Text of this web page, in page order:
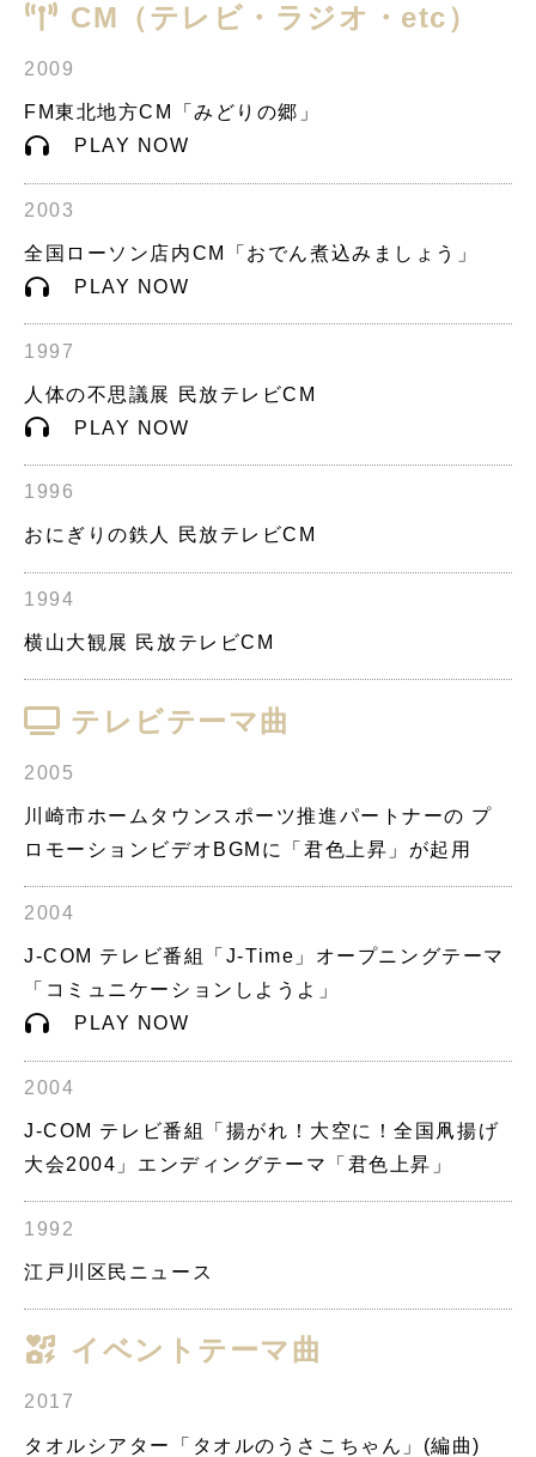
CM（テレビ・ラジオ・etc）
2009
FM東北地方CM「みどりの郷」
PLAY NOW
2003
全国ローソン店内CM「おでん煮込みましょう」
PLAY NOW
1997
人体の不思議展 民放テレビCM
PLAY NOW
1996
おにぎりの鉄人 民放テレビCM
1994
横山大観展 民放テレビCM
テレビテーマ曲
2005
川崎市ホームタウンスポーツ推進パートナーの プ
ロモーションビデオBGMに「君色上昇」が起用
2004
J-COM テレビ番組「J-Time」オープニングテーマ
「コミュニケーションしようよ」
PLAY NOW
2004
J-COM テレビ番組「揚がれ！大空に！全国凧揚げ
大会2004」エンディングテーマ「君色上昇」
1992
江戸川区民ニュース
イベントテーマ曲
2017
タオルシアター「タオルのうさこちゃん」(編曲)